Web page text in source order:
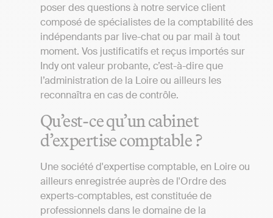
poser des questions à notre service client
composé de spécialistes de la comptabilité des
indépendants par live-chat ou par mail à tout
moment. Vos justificatifs et reçus importés sur
Indy ont valeur probante, c’est-à-dire que
l’administration de la Loire ou ailleurs les
reconnaîtra en cas de contrôle.
Qu’est-ce qu’un cabinet
d’expertise comptable ?
Une société d'expertise comptable, en Loire ou
ailleurs enregistrée auprès de l'Ordre des
experts-comptables, est constituée de
professionnels dans le domaine de la